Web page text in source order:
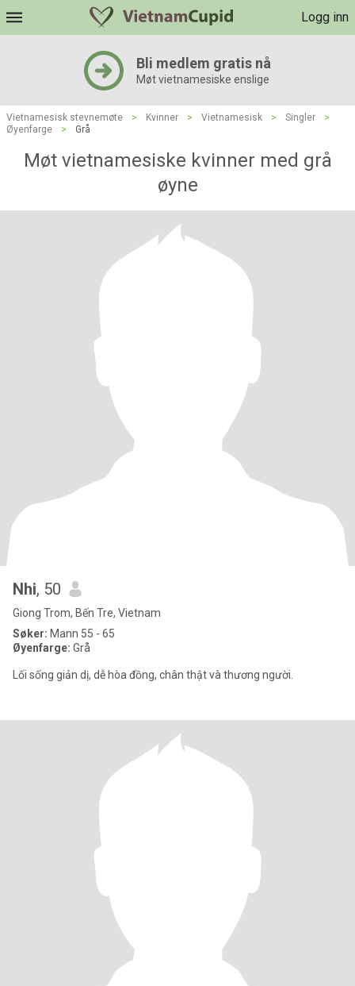
Logg inn
Bli medlem gratis nå
Møt vietnamesiske enslige
Vietnamesisk stevnemøte > Kvinner > Vietnamesisk > Singler
>
Øyenfarge
> Grå
Møt vietnamesiske kvinner med grå
øyne
Nhi, 50
Giong Trom, Bến Tre, Vietnam
Søker: Mann 55 - 65
Øyenfarge: Grå
Lối sống giản dị, dễ hòa đồng, chân thật và thương người.